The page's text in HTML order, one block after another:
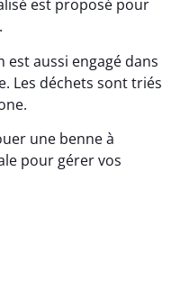
est proposé pour
aussi engagé dans
Les déchets sont triés
une benne à
pour gérer vos